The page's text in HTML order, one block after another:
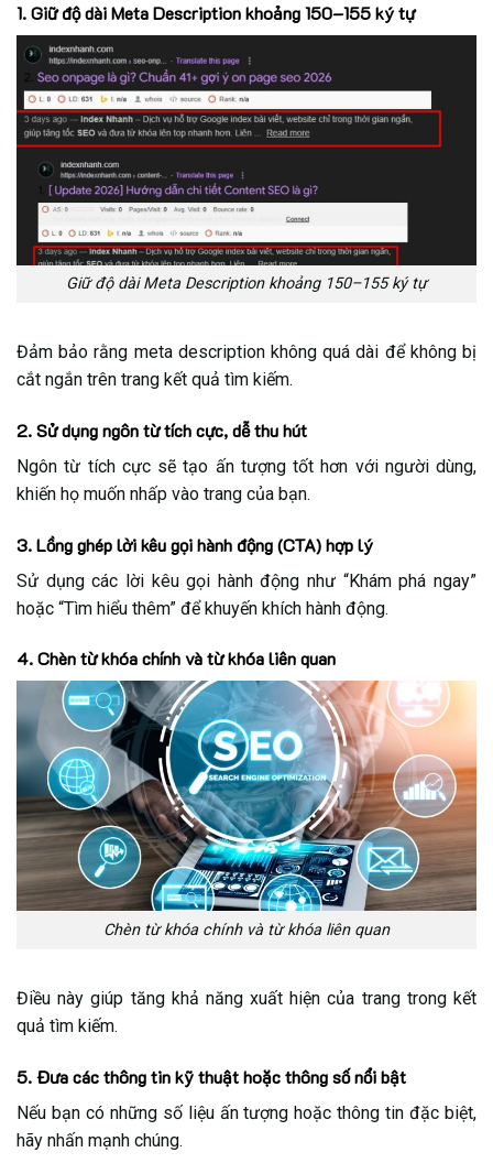
1. Giữ độ dài Meta Description khoảng 150–155 ký tự
Giữ độ dài Meta Description khoảng 150–155 ký tự
Đảm bảo rằng meta description không quá dài để không bị
cắt ngắn trên trang kết quả tìm kiếm.
2. Sử dụng ngôn từ tích cực, dễ thu hút
Ngôn từ tích cực sẽ tạo ấn tượng tốt hơn với người dùng,
khiến họ muốn nhấp vào trang của bạn.
3. Lồng ghép lời kêu gọi hành động (CTA) hợp lý
Sử dụng các lời kêu gọi hành động như “Khám phá ngay”
hoặc “Tìm hiểu thêm” để khuyến khích hành động.
4. Chèn từ khóa chính và từ khóa liên quan
Chèn từ khóa chính và từ khóa liên quan
Điều này giúp tăng khả năng xuất hiện của trang trong kết
quả tìm kiếm.
5. Đưa các thông tin kỹ thuật hoặc thông số nổi bật
Nếu bạn có những số liệu ấn tượng hoặc thông tin đặc biệt,
hãy nhấn mạnh chúng.